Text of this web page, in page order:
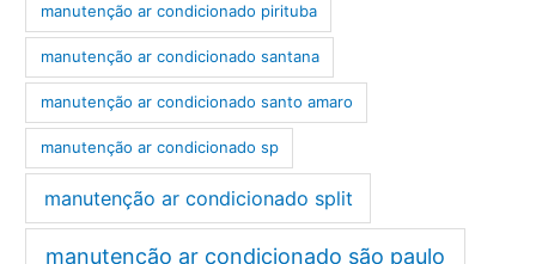
manutenção ar condicionado pirituba
manutenção ar condicionado santana
manutenção ar condicionado santo amaro
manutenção ar condicionado sp
manutenção ar condicionado split
manutenção ar condicionado são paulo